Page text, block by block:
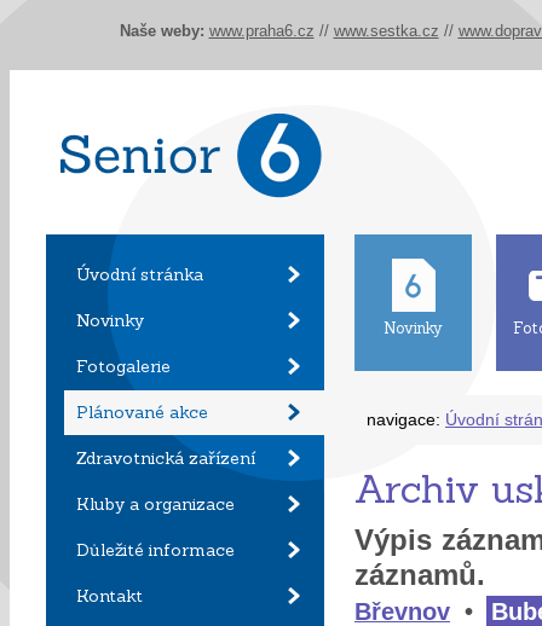
Úvodní stránka
Novinky
Fotogalerie
Plánované akce
Zdravotnická zařízení
Kluby a organizace
Důležité informace
Kontakt
Novinky
navigace: Úvodní
Archiv
Výpis
záznamů.
Břevnov •
Naše weby: www.praha6.cz // www.sestka.cz //